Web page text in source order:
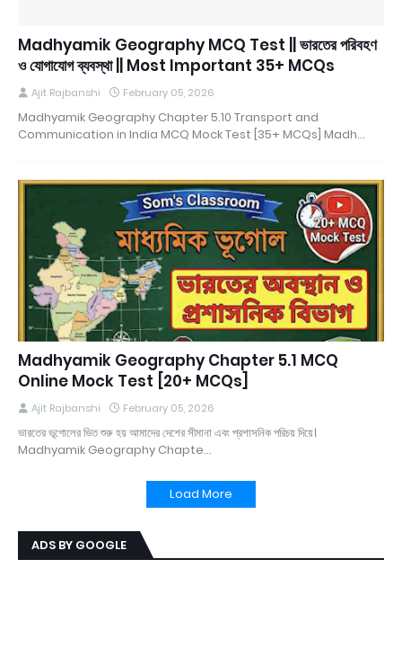
Madhyamik Geography MCQ Test || ভারতের পরিবহণ
ও যোগাযোগ ব্যবস্থা || Most Important 35+ MCQs
Ajit Rajbanshi February 05, 2026
Madhyamik Geography Chapter 5.10 Transport and
Communication in India MCQ Mock Test [35+ MCQs] Madh…
Madhyamik Geography Chapter 5.1 MCQ
Online Mock Test [20+ MCQs]
Ajit Rajbanshi February 05, 2026
ভারতের ভূগোলের ভিত শুরু হয় আমাদের দেশের সীমানা এবং প্রশাসনিক পরিচয় দিয়ে।
Madhyamik Geography Chapte…
Load More
ADS BY GOOGLE